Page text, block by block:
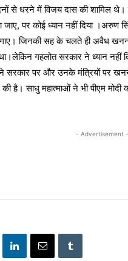
से धरने में विजय दास की शामिल
जाए, पर कोई ध्यान नहीं दिया
जिनकी सह के चलते ही अवैध
गहलोत सरकार ने ध्यान
सरकार पर और उनके मंत्रियों पर
है। साधु महात्माओं ने भी पीएम
- Advertisement -